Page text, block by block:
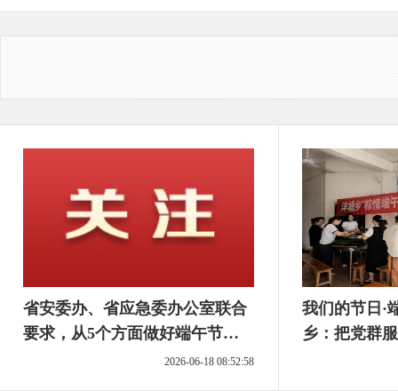
省安委办、省应急委办公室联合
要求，从5个方面做好端午节期
2026-06-18 08:52:58
我们的节日·
乡：把党群